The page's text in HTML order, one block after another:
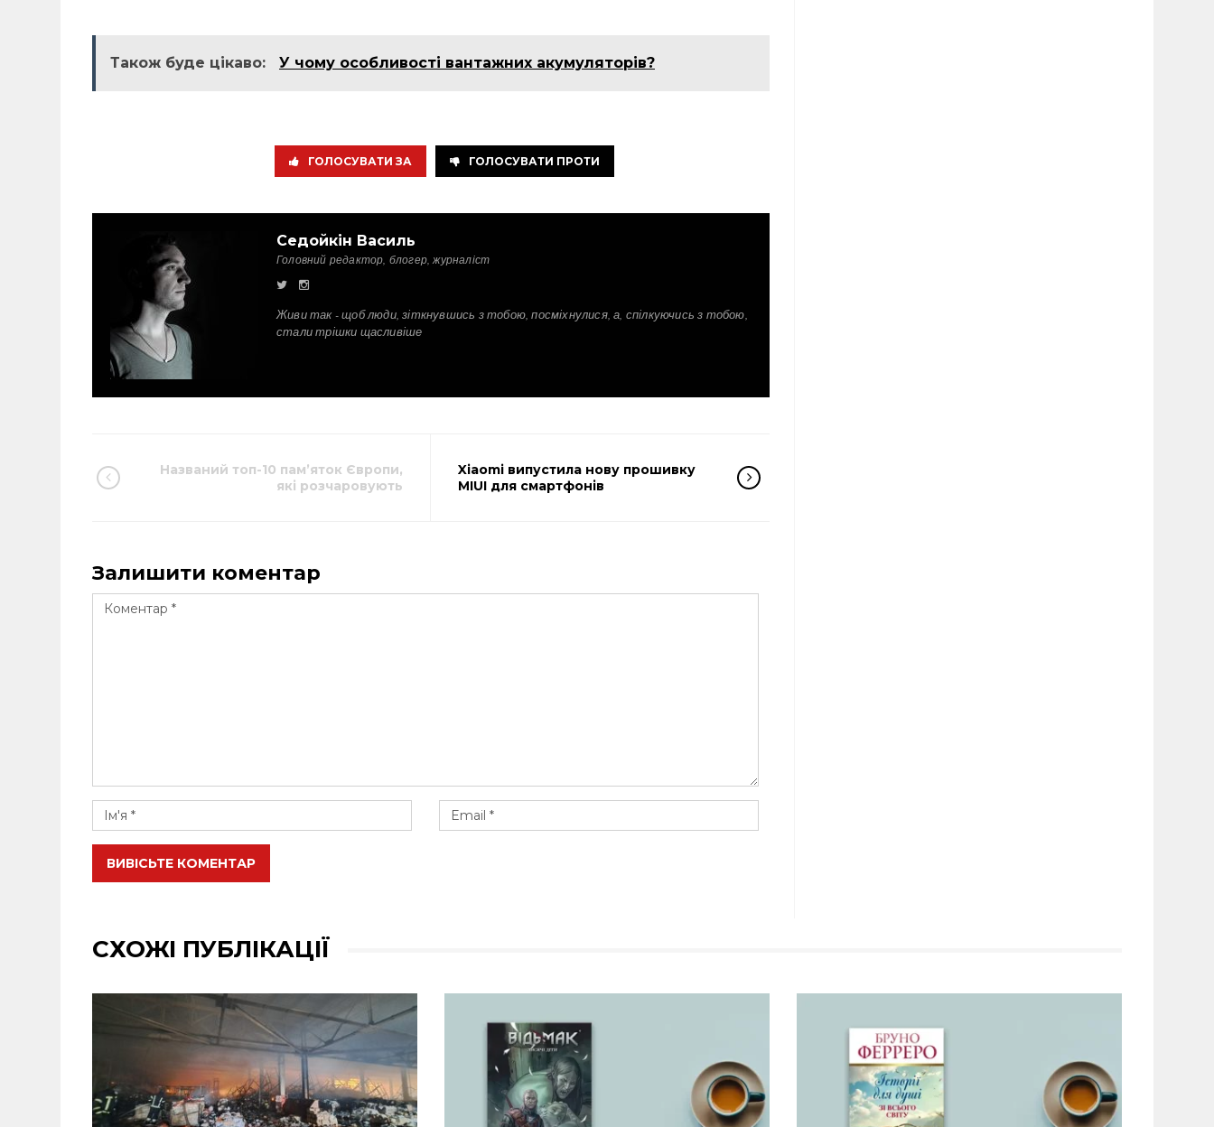
Також буде цікаво: У чому особливості вантажних акумуляторів?
ГОЛОСУВАТИ ЗА ГОЛОСУВАТИ ПРОТИ
Седойкін Василь
Головний редактор, блогер, журналіст
Живи так - щоб люди, зіткнувшись з тобою, посміхнулися, а, спілкуючись з тобою,
стали трішки щасливіше
Названий топ-10 пам’яток Європи,
які розчаровують
Xiaomi випустила нову прошивку
MIUI для смартфонів
Залишити коментар
ВИВІСЬТЕ КОМЕНТАР
СХОЖІ ПУБЛІКАЦІЇ